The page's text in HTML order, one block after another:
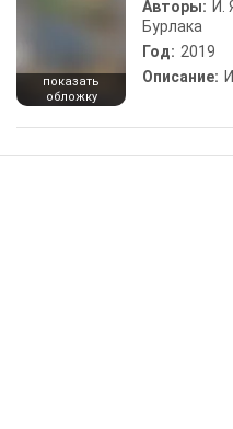
показать
обложку
Авторы: И.
Бурлака
Год: 2019
Описание: